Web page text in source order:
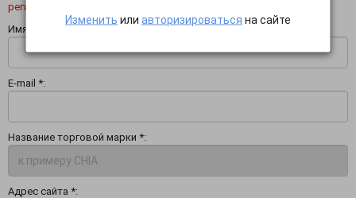
регистрировались - пройдите
Имя *:
E-mail *:
Название торговой марки *:
Адрес сайта *:
Изменить или авторизироваться на сайте